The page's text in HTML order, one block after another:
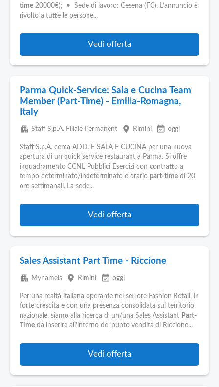
time 20000€); • Sede di lavoro: Cesena (FC). L’annuncio è
rivolto a tutte le persone...
Vedi offerta
Parma Quick-Service: Sala e Cucina Team
Member (Part-Time) - Emilia-Romagna,
Italy
apartment Staff S.p.A. Filiale Permanent place Rimini event_available oggi
Staff S.p.A. cerca ADD. E SALA E CUCINA per una nuova
apertura di un quick service restaurant a Parma. Si offre
inquadramento CCNL Pubblici Esercizi con contratto a
tempo determinato/indeterminato e orario part-time di 20
ore settimanali. La sede...
Vedi offerta
Sales Assistant Part Time - Riccione
apartment Mynameis place Rimini event_available oggi
Per una realtà italiana operante nel settore Fashion Retail, in
forte crescita e con una presenza consolidata sul territorio
nazionale, siamo alla ricerca di un/una Sales Assistant Part-
Time da inserire all'interno del punto vendita di Riccione...
Vedi offerta